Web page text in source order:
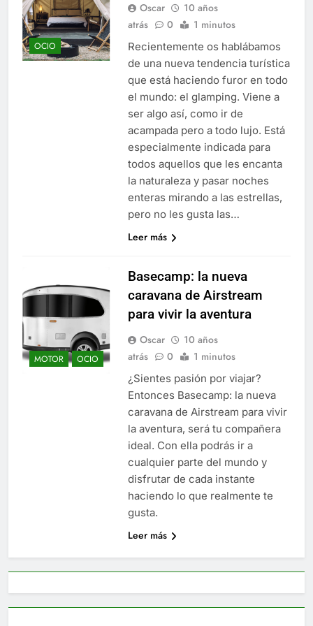
OCIO
Oscar
10 años
atrás
0 1 minutos
Recientemente os hablábamos
de una nueva tendencia turística
que está haciendo furor en todo
el mundo: el glamping. Viene a
ser algo así, como ir de
acampada pero a todo lujo. Está
especialmente indicada para
todos aquellos que les encanta
la naturaleza y pasar noches
enteras mirando a las estrellas,
pero no les gusta las…
Leer más
MOTOR OCIO
Basecamp: la nueva
caravana de Airstream
para vivir la aventura
Oscar
10 años
atrás
0 1 minutos
¿Sientes pasión por viajar?
Entonces Basecamp: la nueva
caravana de Airstream para vivir
la aventura, será tu compañera
ideal. Con ella podrás ir a
cualquier parte del mundo y
disfrutar de cada instante
haciendo lo que realmente te
gusta.
Leer más